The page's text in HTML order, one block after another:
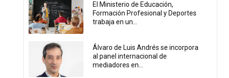
El Ministerio de Educación,
Formación Profesional y Deportes
trabaja en un...
Álvaro de Luis Andrés se incorpora
al panel internacional de
mediadores en...